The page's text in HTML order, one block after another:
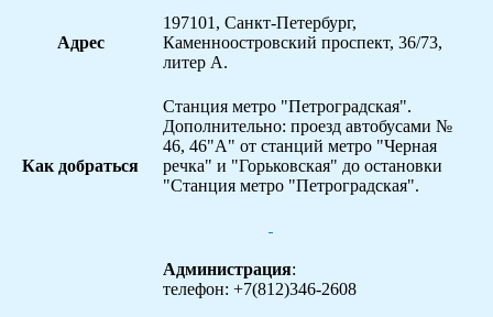
Адрес
197101, Санкт-Петербург,
Каменноостровский проспект, 36/73,
литер А.
Как добраться
Станция метро "Петроградская".
Дополнительно: проезд автобусами №
46, 46"А" от станций метро "Черная
речка" и "Горьковская" до остановки
"Станция метро "Петроградская".
Администрация:
телефон: +7(812)346-2608